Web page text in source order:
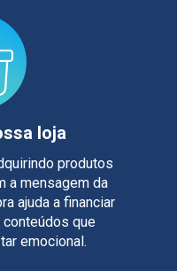
loja
produtos
a mensagem da
ajuda a financiar
conteúdos que
emocional.